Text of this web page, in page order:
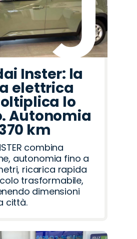
Inster: la
elettrica
lo
Autonomia
km
combina
autonomia fino a
ricarica rapida
trasformabile,
dimensioni
città.